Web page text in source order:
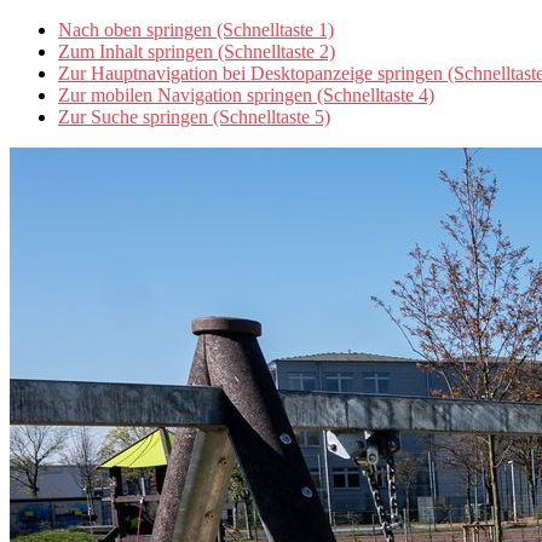
Nach oben springen (Schnelltaste 1)
Zum Inhalt springen (Schnelltaste 2)
Zur Hauptnavigation bei Desktopanzeige springen
Zur mobilen Navigation springen (Schnelltaste 4)
Zur Suche springen (Schnelltaste 5)